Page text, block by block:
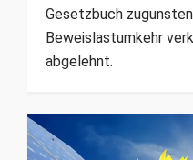
Gesetzbuch
Beweislastumkehr
abgelehnt.